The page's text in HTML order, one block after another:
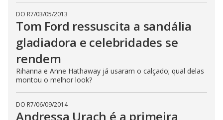
DO R7/03/05/2013
Tom Ford ressuscita a sandália
gladiadora e celebridades se
rendem
Rihanna e Anne Hathaway já usaram o calçado; qual delas
montou o melhor look?
DO R7/06/09/2014
Andressa Urach é a primeira